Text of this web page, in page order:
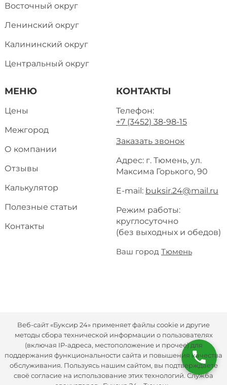
МЕНЮ
Цены
Межгород
О компании
Отзывы
Калькулятор
Полезные статьи
Контакты
Восточный округ
Ленинский округ
Калининский округ
Центральный округ
КОНТАКТЫ
Телефон:
+7 (3452) 38-98-15
Заказать звонок
Адрес: г. Тюмень, ул.
Максима Горького, 90
E-mail: buksir.24@mail.ru
Режим работы:
круглосуточно
(без выходных и обедов)
Ваш город Тюмень
Веб-сайт «Буксир 24» применяет файлы cookie и другие
методы сбора технической информации о пользователях
(включая IP-адреса, местоположение и прочее) для
поддержания функциональности сайта и повышения качества
обслуживания. Пользуясь нашим сайтом, вы подтверждаете
своё согласие на использование этих технологий. Служба